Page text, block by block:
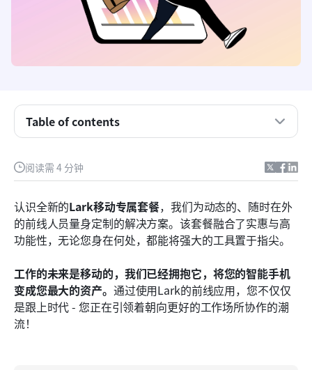
阅读需 4 分钟
认识全新的Lark移动专属套餐，我们为动态的、随时在外
的前线人员量身定制的解决方案。该套餐融合了实惠与高
功能性，无论您身在何处，都能将强大的工具置于指尖。
工作的未来是移动的，我们已经拥抱它，将您的智能手机
变成您最大的资产。 通过使用Lark的前线应用，您不仅仅
是跟上时代 - 您正在引领着朝向更好的工作场所协作的潮
流！
Table of contents
你的一线工作人员是谁？
Lark Frontline 解决方案意味着…
套餐里有什么？